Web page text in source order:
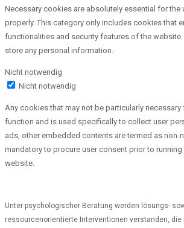
Necessary cookies are absolutely essential for
properly. This category only includes cookies that
functionalities and security features of the
store any personal information.
Nicht notwendig
Nicht notwendig
Any cookies that may not be particularly
function and is used specifically to collect user
ads, other embedded contents are termed as non-
mandatory to procure user consent prior to
website.
Unter psychologischer Beratung werden lösungs-
ressourcenorientierte Interventionen verstanden, die